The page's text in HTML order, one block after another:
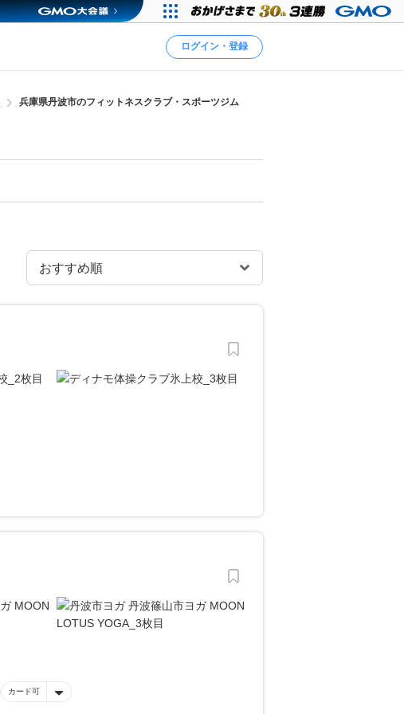
ログイン・登録
兵庫県丹波市のフィットネスクラブ・スポーツジム
カード可